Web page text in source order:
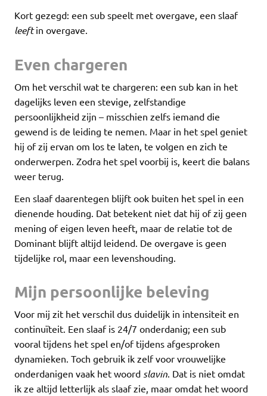
Kort gezegd: een sub speelt met overgave, een slaaf
leeftin overgave.
Even chargeren
Om het verschil wat te chargeren: een sub kan in het
dagelijks leven een stevige, zelfstandige
persoonlijkheid zijn – misschien zelfs iemand die
gewend is de leiding te nemen. Maar in het spel geniet
hij of zij ervan om los te laten, te volgen en zich te
onderwerpen. Zodra het spel voorbij is, keert die balans
weer terug.
Een slaaf daarentegen blijft ook buiten het spel in een
dienende houding. Dat betekent niet dat hij of zij geen
mening of eigen leven heeft, maar de relatie tot de
Dominant blijft altijd leidend. De overgave is geen
tijdelijke rol, maar een levenshouding.
Mijn persoonlijke beleving
Voor mij zit het verschil dus duidelijk in intensiteit en
continuïteit. Een slaaf is 24/7 onderdanig; een sub
vooral tijdens het spel en/of tijdens afgesproken
dynamieken. Toch gebruik ik zelf voor vrouwelijke
onderdanigen vaak het woord slavin. Dat is niet omdat
ik ze altijd letterlijk als slaaf zie, maar omdat het woord